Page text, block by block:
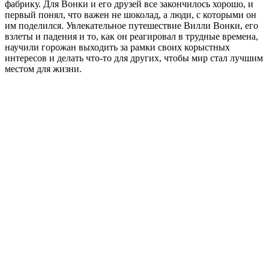
фабрику. Для Вонки и его друзей все закончилось хорошо, и
первый понял, что важен не шоколад, а люди, с которыми он
им поделился. Увлекательное путешествие Вилли Вонки, его
взлеты и падения и то, как он реагировал в трудные времена,
научили горожан выходить за рамки своих корыстных
интересов и делать что-то для других, чтобы мир стал лучшим
местом для жизни.